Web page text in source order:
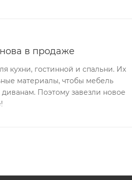
в продаже
кухни, гостинной и спальни. Их
материалы, чтобы мебель
Поэтому завезли новое